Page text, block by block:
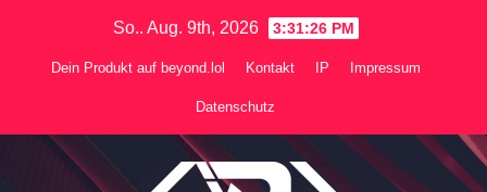
So.. Aug. 9th, 2026 3:31:27 PM
Dein Produkt auf beyond.lol Kontakt IP Impressum
Datenschutz